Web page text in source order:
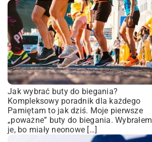
Jak wybrać buty do biegania?
Kompleksowy poradnik dla każdego
Pamiętam to jak dziś. Moje pierwsze
„poważne” buty do biegania. Wybrałem
je, bo miały neonowe […]